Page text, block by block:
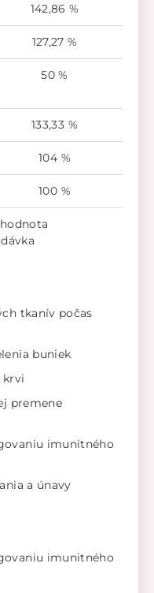
142,86 %
127,27 %
50 %
133,33 %
104 %
100 %
tkanív počas
buniek
krvi
premene
imunitného
a únavy
imunitného